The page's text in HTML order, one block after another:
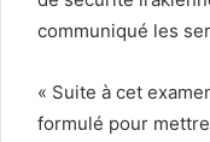
communiqué les
« Suite à cet
formulé pour